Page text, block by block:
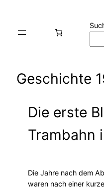
Geschichte
Die erste
Trambahn
Die Jahre nach dem
waren nach einer